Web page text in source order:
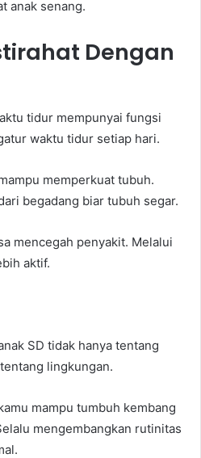
anak senang.
Dengan
tidur mempunyai fungsi
waktu tidur setiap hari.
memperkuat tubuh.
begadang biar tubuh segar.
mencegah penyakit. Melalui
aktif.
SD tidak hanya tentang
lingkungan.
mampu tumbuh kembang
mengembangkan rutinitas